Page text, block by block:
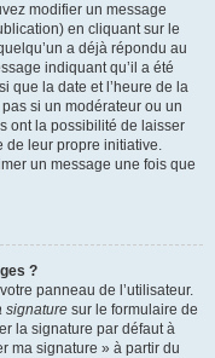
modifier un message
en cliquant sur le
a déjà répondu au
indiquant qu’il a été
que la date et l’heure de la
si un modérateur ou un
ont la possibilité de laisser
de leur propre initiative.
un message une fois que
?
panneau de l’utilisateur.
signature sur le formulaire de
la signature par défaut à
ma signature » à partir du